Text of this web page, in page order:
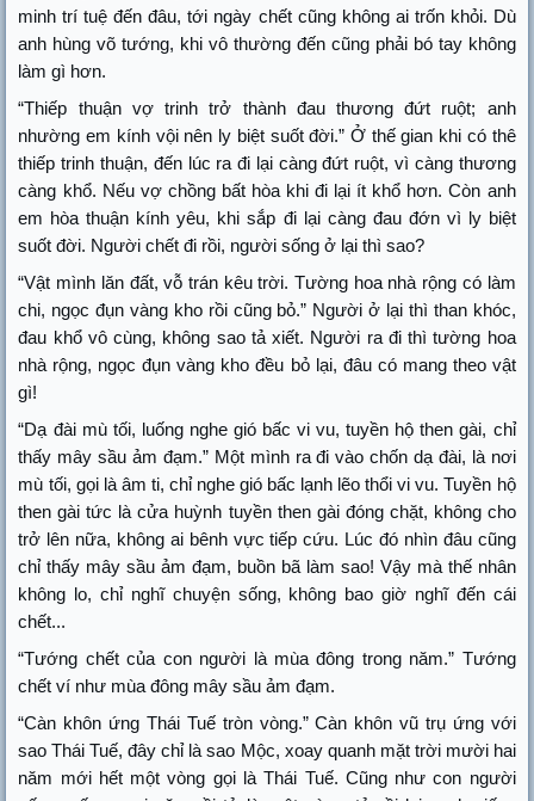
minh trí tuệ đến đâu, tới ngày chết cũng không ai trốn khỏi. Dù
anh hùng võ tướng, khi vô thường đến cũng phải bó tay không
làm gì hơn.
“Thiếp thuận vợ trinh trở thành đau thương đứt ruột; anh
nhường em kính vội nên ly biệt suốt đời.” Ở thế gian khi có thê
thiếp trinh thuận, đến lúc ra đi lại càng đứt ruột, vì càng thương
càng khổ. Nếu vợ chồng bất hòa khi đi lại ít khổ hơn. Còn anh
em hòa thuận kính yêu, khi sắp đi lại càng đau đớn vì ly biệt
suốt đời. Người chết đi rồi, người sống ở lại thì sao?
“Vật mình lăn đất, vỗ trán kêu trời. Tường hoa nhà rộng có làm
chi, ngọc đụn vàng kho rồi cũng bỏ.” Người ở lại thì than khóc,
đau khổ vô cùng, không sao tả xiết. Người ra đi thì tường hoa
nhà rộng, ngọc đụn vàng kho đều bỏ lại, đâu có mang theo vật
gì!
“Dạ đài mù tối, luống nghe gió bấc vi vu, tuyền hộ then gài, chỉ
thấy mây sầu ảm đạm.” Một mình ra đi vào chốn dạ đài, là nơi
mù tối, gọi là âm ti, chỉ nghe gió bấc lạnh lẽo thổi vi vu. Tuyền hộ
then gài tức là cửa huỳnh tuyền then gài đóng chặt, không cho
trở lên nữa, không ai bênh vực tiếp cứu. Lúc đó nhìn đâu cũng
chỉ thấy mây sầu ảm đạm, buồn bã làm sao! Vậy mà thế nhân
không lo, chỉ nghĩ chuyện sống, không bao giờ nghĩ đến cái
chết...
“Tướng chết của con người là mùa đông trong năm.” Tướng
chết ví như mùa đông mây sầu ảm đạm.
“Càn khôn ứng Thái Tuế tròn vòng.” Càn khôn vũ trụ ứng với
sao Thái Tuế, đây chỉ là sao Mộc, xoay quanh mặt trời mười hai
năm mới hết một vòng gọi là Thái Tuế. Cũng như con người